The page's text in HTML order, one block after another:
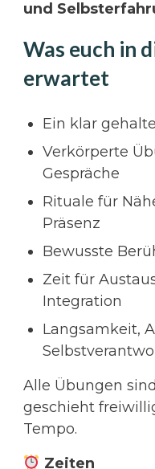
und
Was euch in
erwartet
Ein klar
Verkörperte
Gespräche
Rituale für
Präsenz
Bewusste
Zeit für
Integration
Langsamkeit,
Alle Übungen
geschieht
Tempo.
Zeiten